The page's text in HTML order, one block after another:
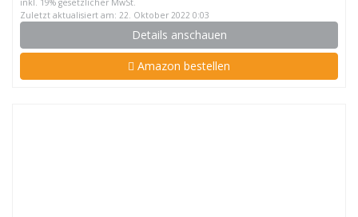
inkl. 19% gesetzlicher MwSt.
Zuletzt aktualisiert am: 22. Oktober 2022 0:03
Details anschauen
Amazon bestellen